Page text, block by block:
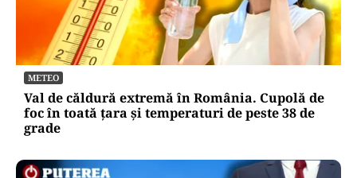
METEO
Val de căldură extremă în România. Cupolă de
foc în toată țara și temperaturi de peste 38 de
grade